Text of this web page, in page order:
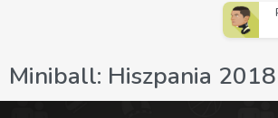
Miniball: Hiszpania